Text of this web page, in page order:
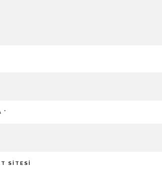
*
SITESI